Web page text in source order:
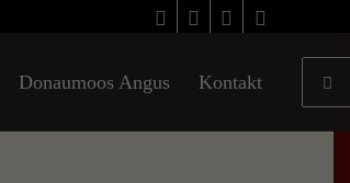
Donaumoos Angus Kontakt